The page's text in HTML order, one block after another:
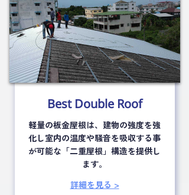
Best Double Roof
軽量の板金屋根は、建物の強度を強
化し室内の温度や騒音を吸収する事
が可能な「二重屋根」構造を提供し
ます。
詳細を見る >